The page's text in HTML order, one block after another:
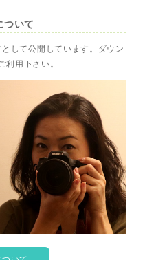
ついて
して公開しています。ダウン
利用下さい。